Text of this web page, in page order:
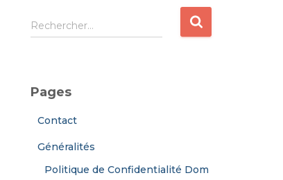
R
e
r
Rechercher…
Pages
Contact
Généralités
Politique de Confidentialité Dom